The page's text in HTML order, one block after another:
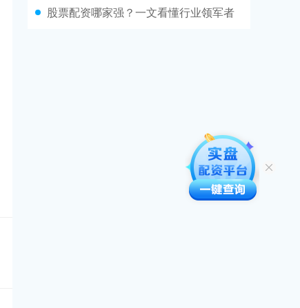
股票配资哪家强？一文看懂行业领军者